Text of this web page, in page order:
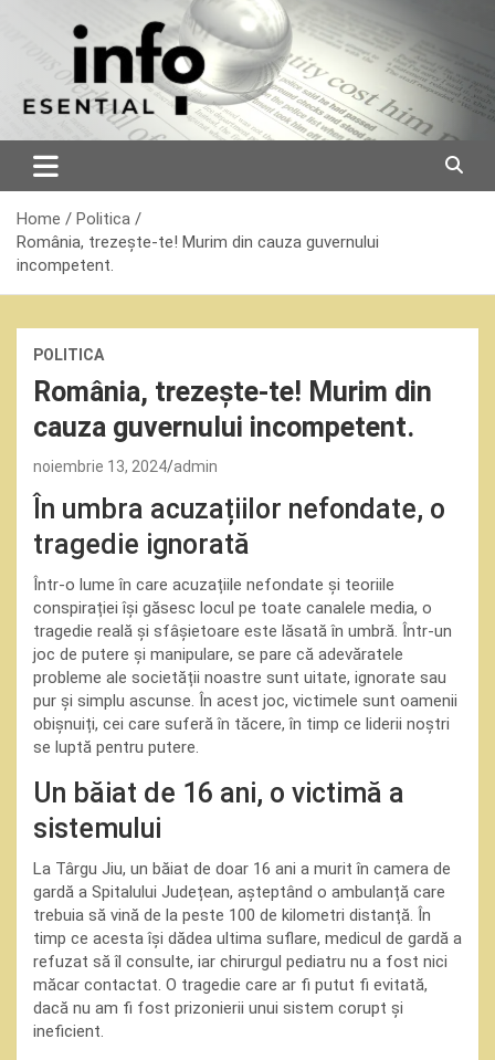
Home
Politica
România, trezește-te! Murim din cauza guvernului
incompetent.
POLITICA
România, trezește-te! Murim din
cauza guvernului incompetent.
noiembrie 13, 2024 admin
În umbra acuzațiilor nefondate, o
tragedie ignorată
Într-o lume în care acuzațiile nefondate și teoriile
conspirației își găsesc locul pe toate canalele media, o
tragedie reală și sfâșietoare este lăsată în umbră. Într-un
joc de putere și manipulare, se pare că adevăratele
probleme ale societății noastre sunt uitate, ignorate sau
pur și simplu ascunse. În acest joc, victimele sunt oamenii
obișnuiți, cei care suferă în tăcere, în timp ce liderii noștri
se luptă pentru putere.
Un băiat de 16 ani, o victimă a
sistemului
La Târgu Jiu, un băiat de doar 16 ani a murit în camera de
gardă a Spitalului Județean, așteptând o ambulanță care
trebuia să vină de la peste 100 de kilometri distanță. În
timp ce acesta își dădea ultima suflare, medicul de gardă a
refuzat să îl consulte, iar chirurgul pediatru nu a fost nici
măcar contactat. O tragedie care ar fi putut fi evitată,
dacă nu am fi fost prizonierii unui sistem corupt și
ineficient.